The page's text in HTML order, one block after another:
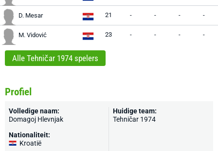
D. Mesar 21 - - - -
M. Vidović 23 - - - -
Alle Tehničar 1974 spelers
Profiel
Volledige naam:
Domagoj Hlevnjak
Nationaliteit:
Kroatië
Huidige team:
Tehničar 1974